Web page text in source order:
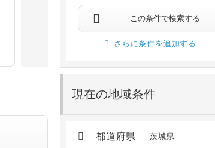
この条件で検索する
さらに条件を追加する
現在の地域条件
都道府県 茨城県
鹿島神宮 バス25分 深芝バス停から徒歩3分
5.2万円/ 2,200円
2階 /2001年09月